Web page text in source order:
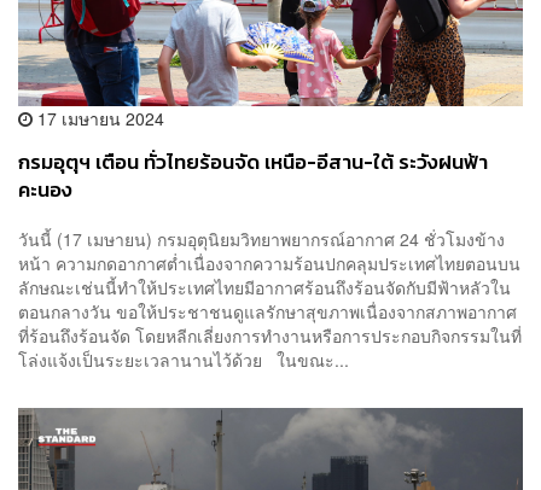
17 เมษายน 2024
กรมอุตุฯ เตือน ทั่วไทยร้อนจัด เหนือ-อีสาน-ใต้ ระวังฝนฟ้า
คะนอง
วันนี้ (17 เมษายน) กรมอุตุนิยมวิทยาพยากรณ์อากาศ 24 ชั่วโมงข้าง
หน้า ความกดอากาศต่ำเนื่องจากความร้อนปกคลุมประเทศไทยตอนบน
ลักษณะเช่นนี้ทำให้ประเทศไทยมีอากาศร้อนถึงร้อนจัดกับมีฟ้าหลัวใน
ตอนกลางวัน ขอให้ประชาชนดูแลรักษาสุขภาพเนื่องจากสภาพอากาศ
ที่ร้อนถึงร้อนจัด โดยหลีกเลี่ยงการทำงานหรือการประกอบกิจกรรมในที่
โล่งแจ้งเป็นระยะเวลานานไว้ด้วย ในขณะ...